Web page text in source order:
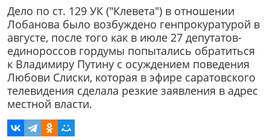
Дело по ст. 129 УК ("Клевета") в отношении
Лобанова было возбуждено генпрокуратурой в
августе, после того как в июле 27 депутатов-
единороссов гордумы попытались обратиться
к Владимиру Путину с осуждением поведения
Любови Слиски, которая в эфире саратовского
телевидения сделала резкие заявления в адрес
местной власти.